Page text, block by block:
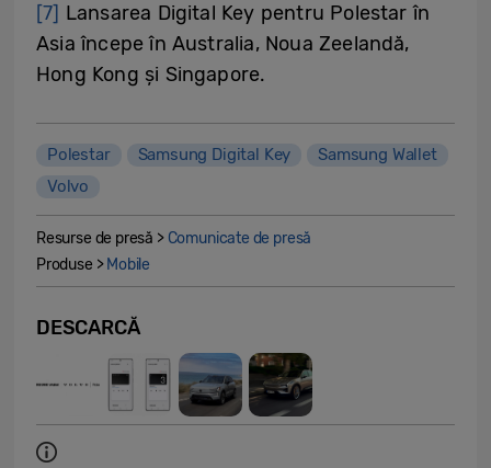
[7] Lansarea Digital Key pentru Polestar în
Asia începe în Australia, Noua Zeelandă,
Hong Kong și Singapore.
Polestar Samsung Digital Key
Samsung Wallet
Volvo
Resurse de presă > Comunicate de presă
Produse > Mobile
DESCARCĂ